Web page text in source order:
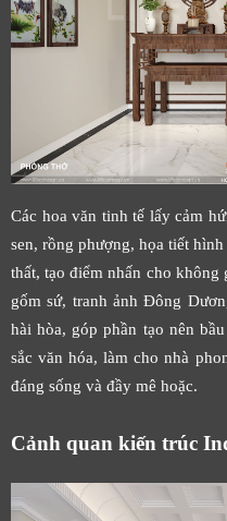
Các hoa văn tinh tế lấy cảm
sen, rồng phượng, họa tiết
thất, tạo điểm nhấn cho
gốm sứ, tranh ảnh Đông
hài hòa, góp phần tạo nên
sắc văn hóa, làm cho nhà
đáng sống và đầy mê hoặc.
Cảnh quan kiến trúc